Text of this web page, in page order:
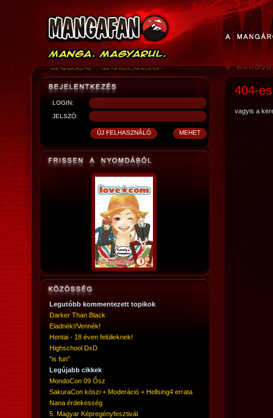
LOGIN:
JELSZÓ:
Legutóbb kommentezett topikok
Darker Than Black
Eladnék!/Vennék!
Hentai - 18 éven felülieknek!
Highschool DxD
"is fun"
Legújabb cikkek
MondoCon 09 Ősz
SakuraCon köszi + Moderáció + Hellsing4 errata
Nana érdekesség
5. Magyar Képregényfesztivál
404-
vagyis a